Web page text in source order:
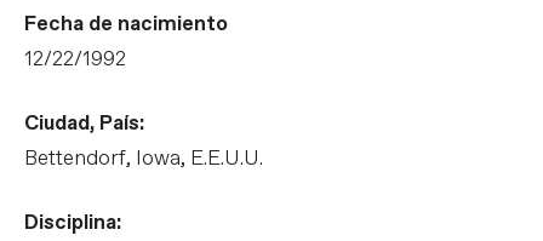
Fecha de nacimiento
12/22/1992
Ciudad, País:
Bettendorf, Iowa, E.E.U.U.
Disciplina: